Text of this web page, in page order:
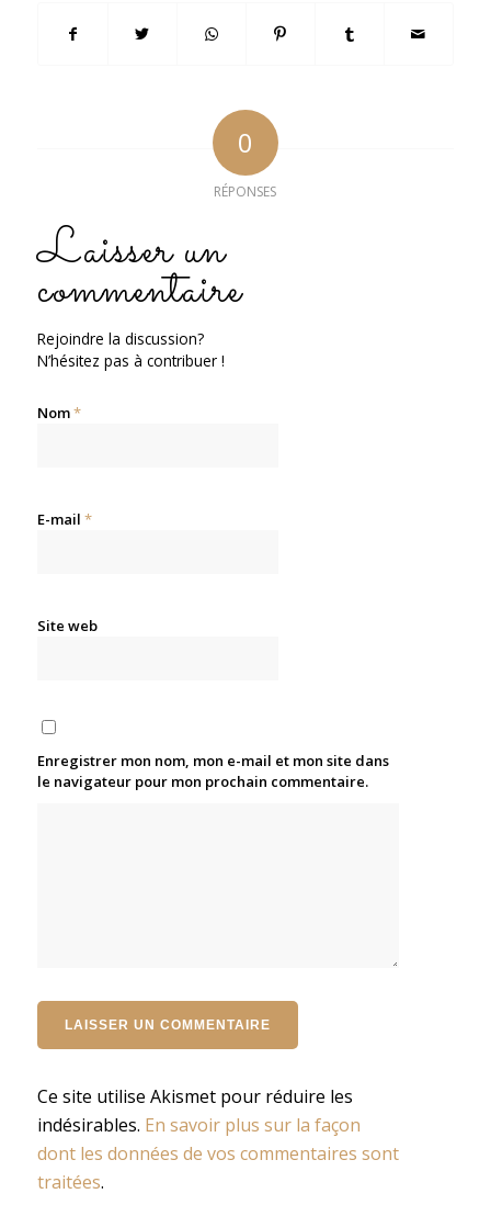
0
RÉPONSES
Laisser un
commentaire
Rejoindre la discussion?
N’hésitez pas à contribuer !
Nom*
E-mail *
Site web
Enregistrer mon nom, mon e-mail et mon site dans
le navigateur pour mon prochain commentaire.
Ce site utilise Akismet pour réduire les
indésirables. En savoir plus sur la façon
dont les données de vos commentaires sont
traitées.